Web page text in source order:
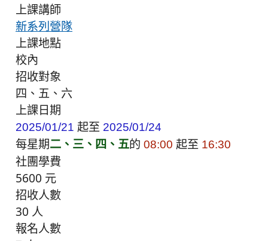
上課講師
新系列營隊
上課地點
校內
招收對象
四、五、六
上課日期
2025/01/21 起至 2025/01/24
每星期二、三、四、五的 08:00 起至 16:30
社團學費
5600 元
招收人數
30 人
報名人數